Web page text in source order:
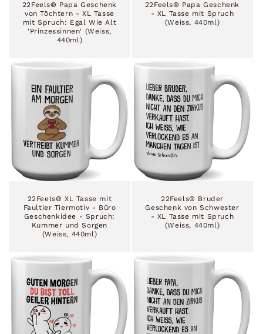
22Feels® Papa Geschenk
von Töchtern - XL Tasse
mit Spruch: Egal Wie Alt
'Prinzessinnen' (Weiss,
440ml)
22Feels® Papa Geschenk
- XL Tasse mit Spruch
(Weiss, 440ml)
22Feels® XL Tasse mit
Faultier Tiermotiv - Büro
Geschenkidee - Spruch:
Kummer und Sorgen
(Weiss, 440ml)
22Feels® Bruder
Geschenk von Schwester
- XL Tasse mit Spruch
(Weiss, 440ml)